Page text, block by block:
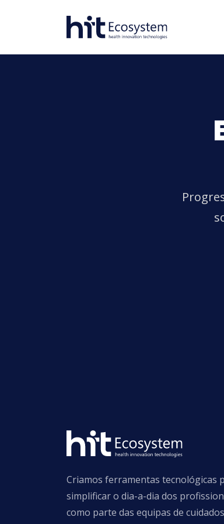
Criamos ferramentas tecnológicas
simplificar o dia-a-dia dos
como parte das equipas de